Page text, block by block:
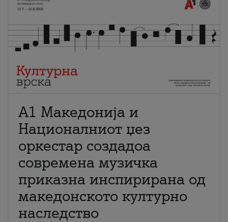
А1 Македонија и
Националниот џез
оркестар создадоа
современа музичка
приказна инспирирана од
македонското културно
наследство